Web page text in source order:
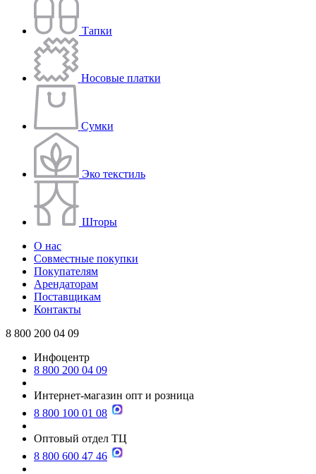
Тапки
Носовые платки
Сумки
Эко текстиль
Шторы
О нас
Совместные покупки
Покупателям
Арендаторам
Поставщикам
Контакты
8 800 200 04 09
Инфоцентр
8 800 200 04 09
Интернет-магазин опт и розница
8 800 100 01 08
Оптовый отдел ТЦ
8 800 600 47 46